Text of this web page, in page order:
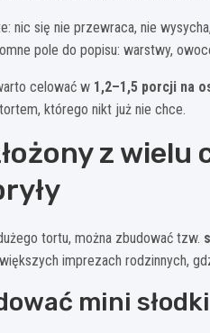
nic się nie przewraca, nie
pole do popisu: warstwy,
celować w 1,2–1,5 porcji na
którego nikt już nie chce.
z
tortu, można zbudować tzw.
imprezach rodzinnych,
mini